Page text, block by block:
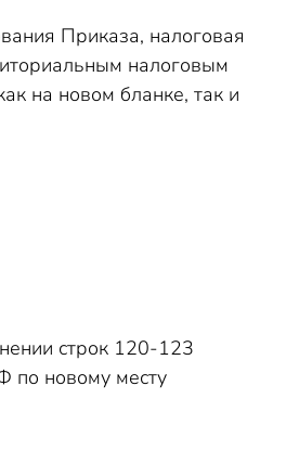
Приказа, налоговая
налоговым
на новом бланке, так и
строк 120-123
по новому месту